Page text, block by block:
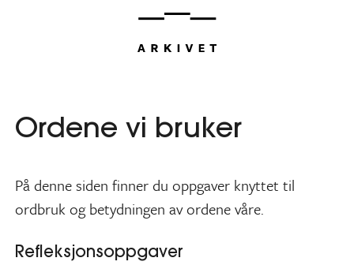
Ordene vi bruker
På denne siden finner du oppgaver knyttet til
ordbruk og betydningen av ordene våre.
Refleksjonsoppgaver